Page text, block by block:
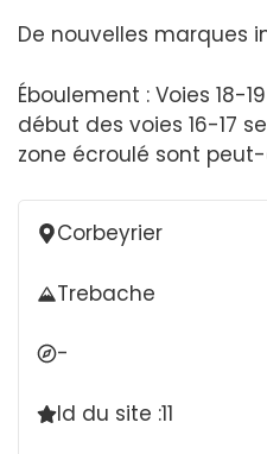
De nouvelles marques
Éboulement : Voies 18-
début des voies 16-17
zone écroulé sont
Corbeyrier
Trebache
-
Id du site :11